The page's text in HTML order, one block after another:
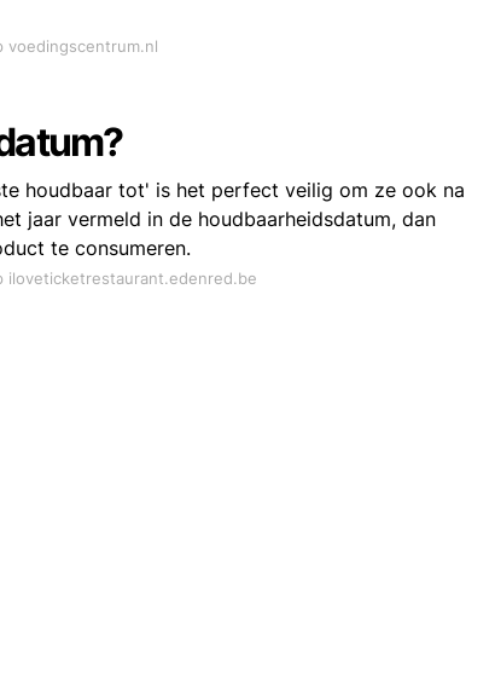
voedingscentrum.nl
houdbaar tot' is het perfect veilig om ze ook na
jaar vermeld in de houdbaarheidsdatum, dan
te consumeren.
iloveticketrestaurant.edenred.be